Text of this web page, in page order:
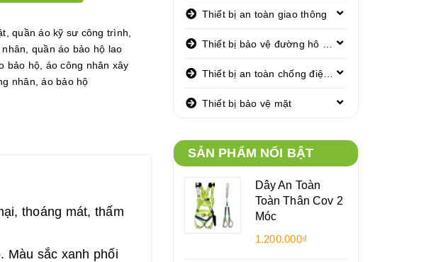
,quần áo kỹ sư công trình
quần áo bảo hộ lao
bảo hộ áo công nhân xây
nhân ,áo bảo hộ
thoáng mát, thấm
Màu sắc xanh phối
Thiết bị an toàn giao thông
Thiết bị bảo vệ mặt
SẢN PHẨM NỔI BẬT
Dây An Toàn
Toàn Thân Cov 2
Móc
1.200.000₫